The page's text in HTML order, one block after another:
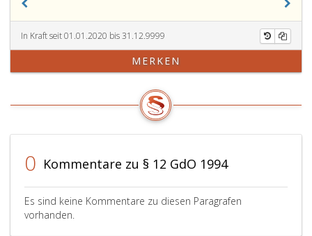
In Kraft seit 01.01.2020 bis 31.12.9999
MERKEN
0 Kommentare zu § 12 GdO 1994
Es sind keine Kommentare zu diesen Paragrafen
vorhanden.